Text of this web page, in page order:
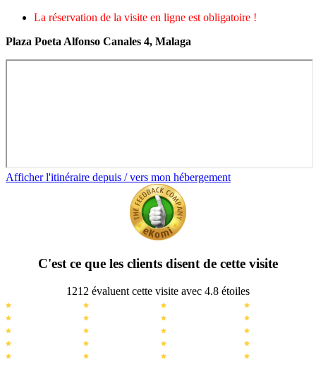
La réservation de la visite en ligne est obligatoire !
Plaza Poeta Alfonso Canales 4, Malaga
Afficher l'itinéraire depuis / vers mon hébergement
C'est ce que les clients disent de cette visite
1212 évaluent cette visite avec 4.8 étoiles